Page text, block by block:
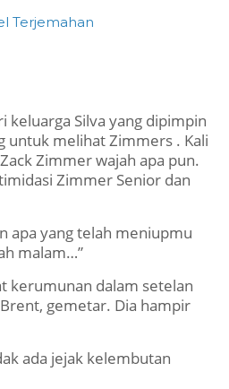
Terjemahan
keluarga Silva yang dipimpin
untuk melihat Zimmers . Kali
Zimmer wajah apa pun.
Zimmer Senior dan
apa yang telah meniupmu
malam…”
kerumunan dalam setelan
gemetar. Dia hampir
ada jejak kelembutan